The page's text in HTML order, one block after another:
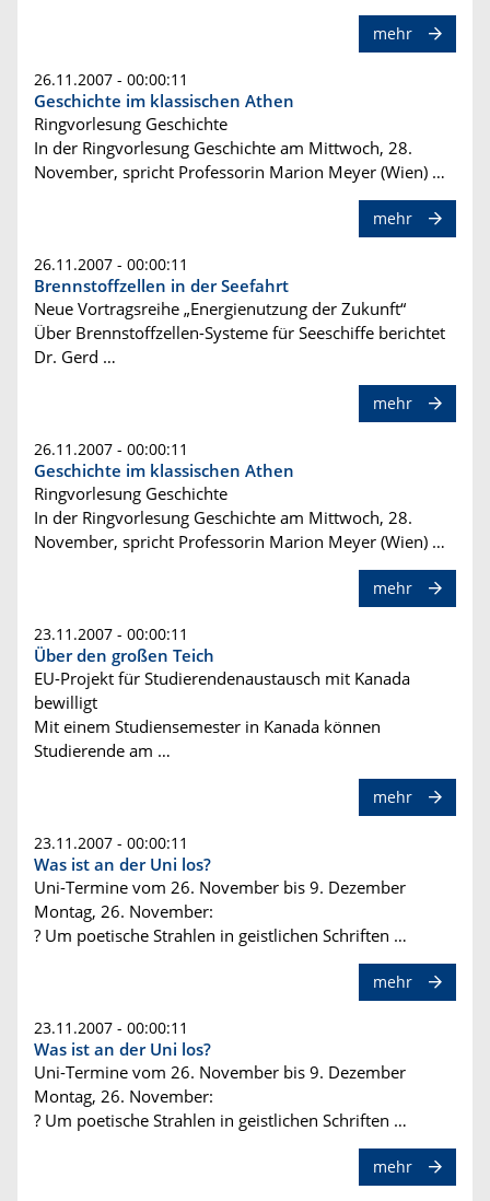
mehr
26.11.2007 - 00:00:11
Geschichte im klassischen Athen
Ringvorlesung Geschichte
In der Ringvorlesung Geschichte am Mittwoch, 28.
November, spricht Professorin Marion Meyer (Wien) …
mehr
26.11.2007 - 00:00:11
Brennstoffzellen in der Seefahrt
Neue Vortragsreihe „Energienutzung der Zukunft“
Über Brennstoffzellen-Systeme für Seeschiffe berichtet
Dr. Gerd …
mehr
26.11.2007 - 00:00:11
Geschichte im klassischen Athen
Ringvorlesung Geschichte
In der Ringvorlesung Geschichte am Mittwoch, 28.
November, spricht Professorin Marion Meyer (Wien) …
mehr
23.11.2007 - 00:00:11
Über den großen Teich
EU-Projekt für Studierendenaustausch mit Kanada
bewilligt
Mit einem Studiensemester in Kanada können
Studierende am …
mehr
23.11.2007 - 00:00:11
Was ist an der Uni los?
Uni-Termine vom 26. November bis 9. Dezember
Montag, 26. November:
? Um poetische Strahlen in geistlichen Schriften …
mehr
23.11.2007 - 00:00:11
Was ist an der Uni los?
Uni-Termine vom 26. November bis 9. Dezember
Montag, 26. November:
? Um poetische Strahlen in geistlichen Schriften …
mehr